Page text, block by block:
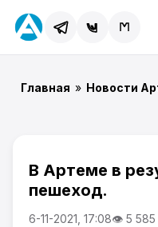
Главная » Новости
В Артеме в
пешеход.
6-11-2021, 17:08👁 5 585